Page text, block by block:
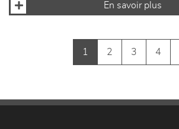
En savoir plus
1 2 3 4